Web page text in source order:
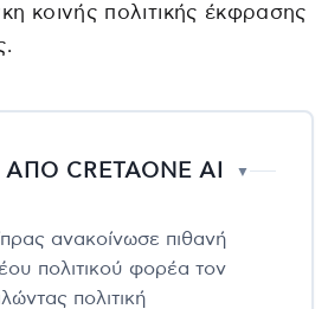
κοινής πολιτικής έκφρασης
CRETAONE AI ▼
ανακοίνωσε πιθανή
πολιτικού φορέα τον
πολιτική